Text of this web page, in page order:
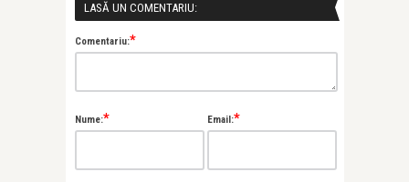
LASĂ UN COMENTARIU:
Comentariu:*
Nume:* Email:*